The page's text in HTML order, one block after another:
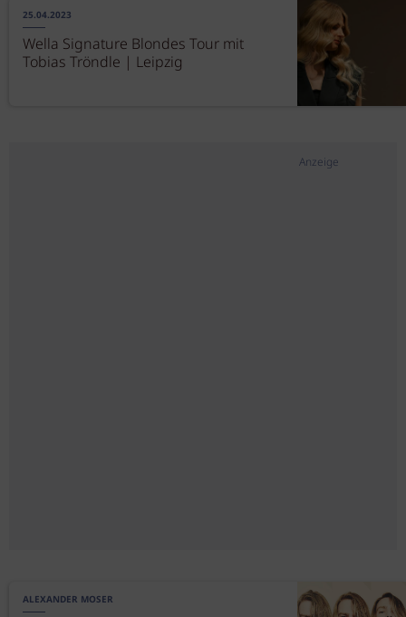
25.04.2023
Wella Signature Blondes Tour mit
Tobias Tröndle | Leipzig
Anzeige
ALEXANDER MOSER